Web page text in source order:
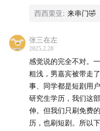
/ 本期节目相关名词解释 /
红果短剧是字节跳动旗
资源和“看剧赚钱”模式
西西栗亚: 来串门🤣
张三在左
2025.2.28
感觉说的完全不对。
粗浅，男嘉宾被带走
事、同学都是短剧用
研究生学历，我们这
伸。但我们只刷免费
历，也刷短剧。所以